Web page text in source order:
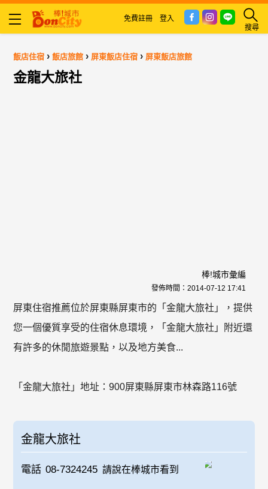
搜尋
免費註冊 登入
飯店住宿 ›飯店旅館 › 屏東飯店住宿 › 屏東飯店旅館
金龍大旅社
棒!城市彙編
發佈時間： 2014-07-12 17:41
屏東住宿推薦位於屏東縣屏東市的「金龍大旅社」，提供
您一個優質享受的住宿休息環境，「金龍大旅社」附近還
有許多的休閒旅遊景點，以及地方美食...
「金龍大旅社」地址：900屏東縣屏東市林森路116號
金龍大旅社
電話 08-7324245 請說在棒城市看到